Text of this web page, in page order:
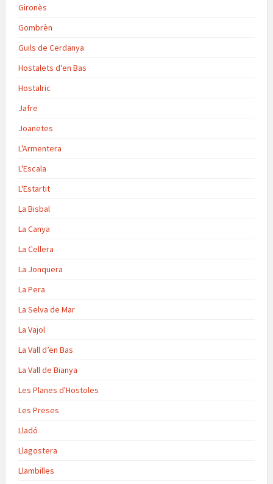
Gironès
Gombrèn
Guils de Cerdanya
Hostalets d'en Bas
Hostalric
Jafre
Joanetes
L'Armentera
L'Escala
L'Estartit
La Bisbal
La Canya
La Cellera
La Jonquera
La Pera
La Selva de Mar
La Vajol
La Vall d’en Bas
La Vall de Bianya
Les Planes d'Hostoles
Les Preses
Lladó
Llagostera
Llambilles